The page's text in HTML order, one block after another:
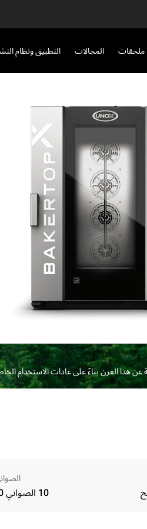
ملحقات المجالات التطبيق ونظام
عن هذا الفرن بناءً على عادات الاستخدام
10 الصواني 600x400